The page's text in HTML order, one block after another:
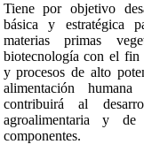
Tiene por objetivo
básica y estratégica
materias primas
biotecnología con el fin
y procesos de alto
alimentación
contribuirá al
agroalimentaria y
componentes.